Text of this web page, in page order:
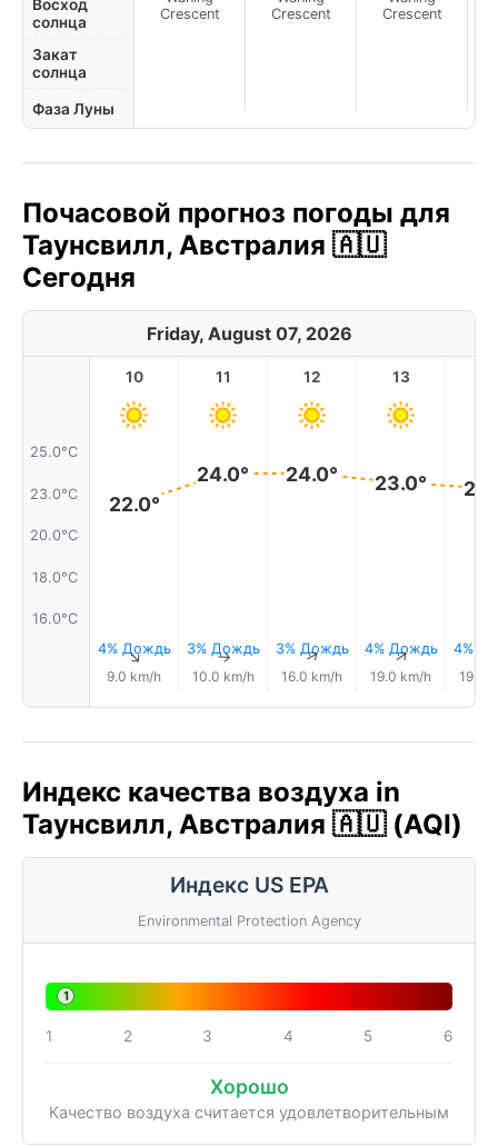
Восход
солнца
Закат
солнца
Фаза Луны
Crescent
Crescent
Crescent
Почасовой прогноз погоды для
Таунсвилл, Австралия 🇦🇺
Сегодня
Friday, August 07, 2026
25.0°C
23.0°C
20.0°C
18.0°C
16.0°C
10
22.0°
4% Дождь
↑
9.0 km/h
11
24.0°
3% Дождь
↑
10.0 km/h
12
24.0°
3% Дождь
↑
16.0 km/h
13
23.0°
4% Дождь
↑
19.0 km/h
4%
19.0
Индекс качества воздуха in
Таунсвилл, Австралия 🇦🇺 (AQI)
Индекс US EPA
Environmental Protection Agency
1
1 2 3 4 5 6
Хорошо
Качество воздуха считается удовлетворительным